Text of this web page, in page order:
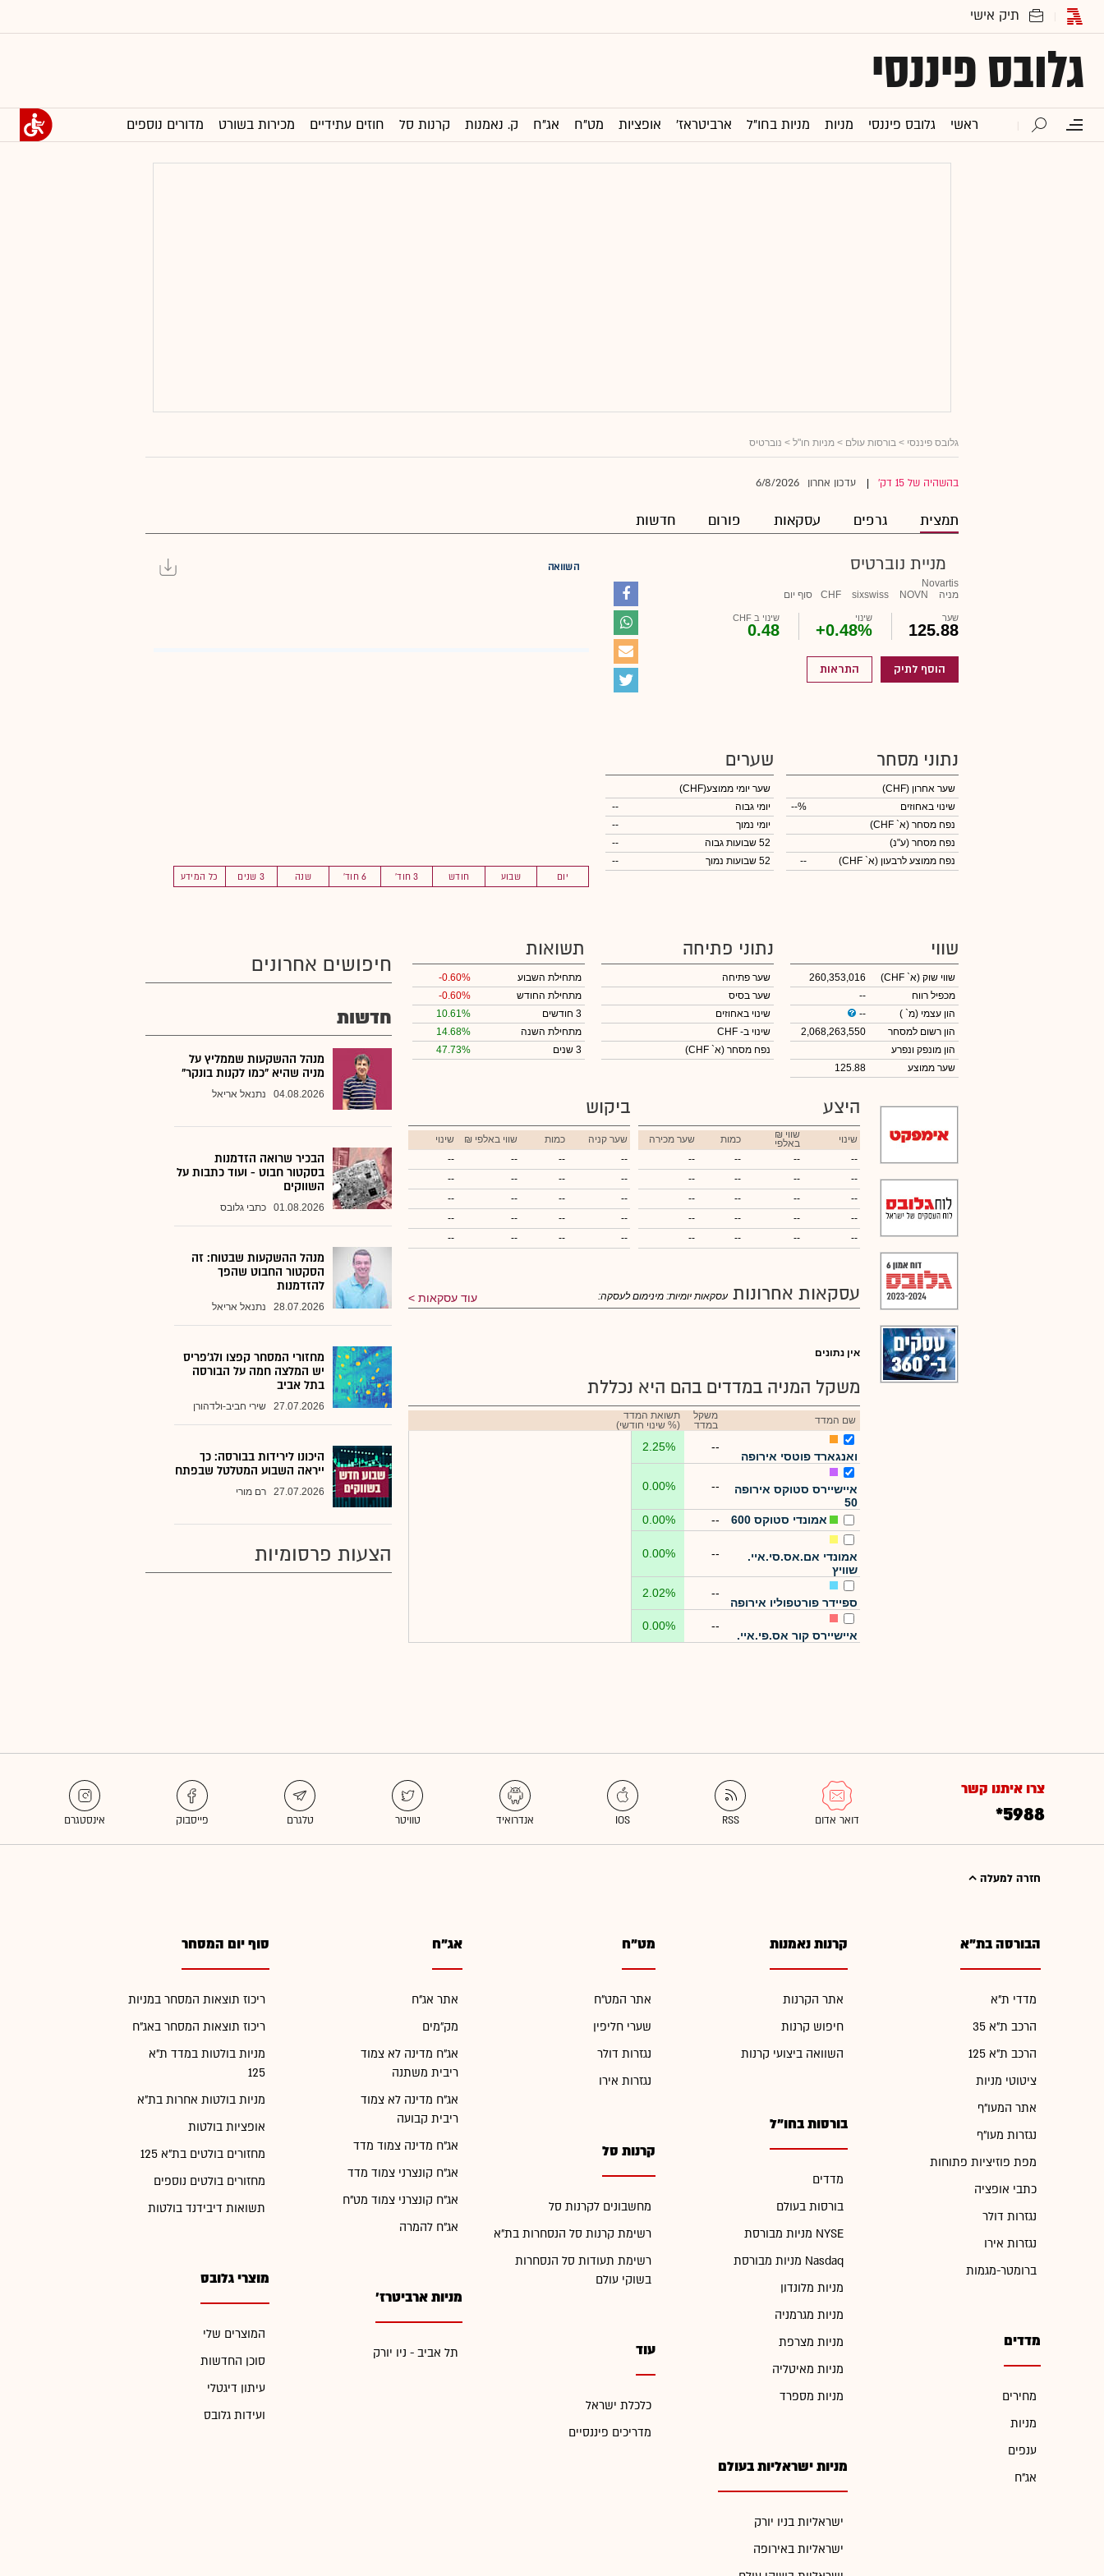
גלובס פיננסי
ראשי גלובס פיננסי מניות מניות בחו"ל ארביטראז' אופציות מט"ח אג"ח ק. נאמנות קרנות סל חוזים עתידיים מכירות בשורט מדורים נוספים
גלובס פיננסי > בורסות עולם > מניות חו"ל > נוברטיס
בהשהיה של 15 דק' עדכון אחרון 6/8/2026
תמצית גרפים עסקאות פורום חדשות
מניית נוברטיס
Novartis
מניה
NOVN
sixswiss
CHF סוף יום
שער
125.88
שינוי
+0.48%
שינוי ב CHF
0.48
הוסף לתיק התראות
השוואה
יום שבוע חודש 3 חוד' 6 חוד' שנה 3 שנים כל המידע
נתוני מסחר
שער אחרון (CHF)
שינוי באחוזים
--%
נפח מסחר (א` CHF)
נפח מסחר (ע"נ)
נפח ממוצע לרבעון (א` CHF)
--
שערים
שער יומי ממוצע(CHF)
יומי גבוה
--
יומי נמוך
--
52 שבועות גבוה
--
52 שבועות נמוך
--
שווי
שווי שוק (א` CHF)
260,353,016
מכפיל רווח
--
הון עצמי (מ` )
--
הון רשום למסחר
2,068,263,550
הון מונפק ונפרע
שער ממוצע
125.88
נתוני פתיחה
שער פתיחה
שער בסיס
שינוי באחוזים
שינוי ב- CHF
נפח מסחר (א` CHF)
תשואות
מתחילת השבוע
-0.60%
מתחילת החודש
-0.60%
3 חודשים
10.61%
מתחילת השנה
14.68%
3 שנים
47.73%
היצע
שינוי ₪ שווי
באלפי כמות
שער מכירה
--
--
--
--
--
--
--
--
--
--
--
--
--
--
--
--
--
--
--
--
ביקוש
שער קניה כמות ₪ שווי באלפי
שינוי
--
--
--
--
--
--
--
--
--
--
--
--
--
--
--
--
--
--
--
--
עסקאות אחרונות עוד עסקאות עסקאות יומיות: מינימום לעסקה:
אין נתונים
משקל המניה במדדים בהם היא נכללת
שם המדד
משקל
במדד
תשואת המדד
(% שינוי חודשי)
ואנגארד פוטסי אירופה
--
2.25%
איישיירס סטוקס אירופה
50
--
0.00%
אמונדי סטוקס 600 --
0.00%
אמונדי אם.אס.סי.איי.
שוויץ
--
0.00%
ספיידר פורטפוליו אירופה
--
2.02%
איישיירס קור אס.פי.איי.
--
0.00%
חיפושים אחרונים
חדשות
מנהל ההשקעות שממליץ על
מניה שהיא "כמו לקנות בונקר"
04.08.2026 נתנאל אריאל
הבכיר שרואה הזדמנות
בסקטור חבוט - ועוד כתבות על
השווקים
01.08.2026 כתבי גלובס
מנהל ההשקעות שבטוח: זה
הסקטור החבוט שהפך
להזדמנות
28.07.2026 נתנאל אריאל
מחזורי המסחר קפצו ולג'פריס
יש המלצה חמה על הבורסה
בתל אביב
27.07.2026 שירי חביב-ולדהורן
היכונו לירידות בבורסה: כך
ייראה השבוע המטלטל שבפתח
27.07.2026 רם מורי
הצעות פרסומיות
צרו איתנו קשר
*5988
חזרה למעלה
הבורסה בת"א
מדדי ת"א
הרכב ת"א 35
הרכב ת"א 125
ציטוטי מניות
אתר המעו"ף
נגזרות מעו"ף
מפת פוזיציות פתוחות
כתבי אופציה
נגזרות דולר
נגזרות אירו
ברומטר-מגמות
מדדים
מחירים
מניות
ענפים
אג"ח
קרנות נאמנות
אתר הקרנות
חיפוש קרנות
השוואה ביצועי קרנות
בורסות בחו"ל
מדדים
בורסות בעולם
מניות מבורסת NYSE
מניות מבורסת Nasdaq
מניות מלונדון
מניות מגרמניה
מניות מצרפת
מניות מאיטליה
מניות מספרד
מניות ישראליות בעולם
ישראליות בניו יורק
ישראליות באירופה
מט"ח
אתר המט"ח
שערי חליפין
נגזרות דולר
נגזרות אירו
קרנות סל
מחשבונים לקרנות סל
רשימת קרנות סל הנסחרות בת"א
רשימת תעודות סל הנסחרות
בשוקי עולם
עוד
כלכלת ישראל
מדריכים פיננסיים
אג"ח
אתר אג"ח
מק"מים
אג"ח מדינה לא צמוד
ריבית משתנה
אג"ח מדינה לא צמוד
ריבית קבועה
אג"ח מדינה צמוד מדד
אג"ח קונצרני צמוד מדד
אג"ח קונצרני צמוד מט"ח
אג"ח להמרה
מניות ארביטרז'
תל אביב - ניו יורק
סוף יום המסחר
ריכוז תוצאות המסחר במניות
ריכוז תוצאות המסחר באג"ח
מניות בולטות במדד ת"א
125
מניות בולטות אחרות בת"א
אופציות בולטות
מחזורים בולטים בת"א 125
מחזורים בולטים נוספים
תשואות דיבידנד בולטות
מוצרי גלובס
המוצרים שלי
סוכן החדשות
עיתון דיגטלי
ועידות גלובס